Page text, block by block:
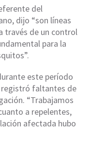
del
dijo “son líneas
través de un control
para la
este período
faltantes de
“Trabajamos
a repelentes,
afectada hubo